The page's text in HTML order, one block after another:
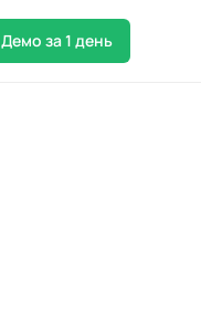
Демо за 1 день